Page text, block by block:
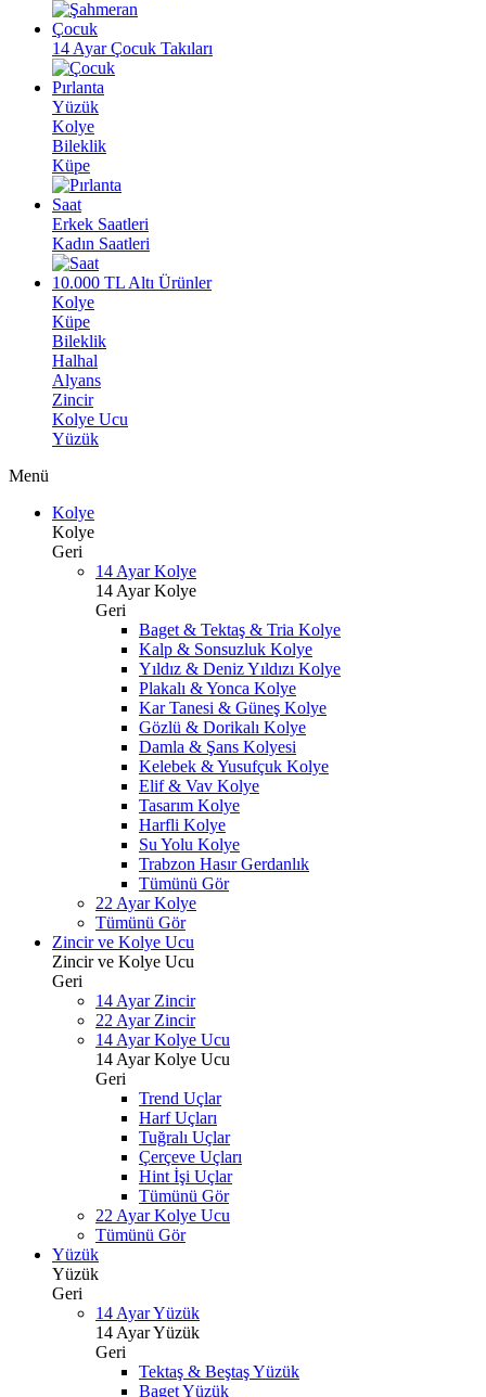
Çocuk
14 Ayar Çocuk Takıları
Pırlanta
Yüzük
Kolye
Bileklik
Küpe
Saat
Erkek Saatleri
Kadın Saatleri
10.000 TL Altı Ürünler
Kolye
Küpe
Bileklik
Halhal
Alyans
Zincir
Kolye Ucu
Yüzük
Menü
Kolye
Kolye
Geri
14 Ayar Kolye
14 Ayar Kolye
Geri
Baget & Tektaş & Tria Kolye
Kalp & Sonsuzluk Kolye
Yıldız & Deniz Yıldızı Kolye
Plakalı & Yonca Kolye
Kar Tanesi & Güneş Kolye
Gözlü & Dorikalı Kolye
Damla & Şans Kolyesi
Kelebek & Yusufçuk Kolye
Elif & Vav Kolye
Tasarım Kolye
Harfli Kolye
Su Yolu Kolye
Trabzon Hasır Gerdanlık
Tümünü Gör
22 Ayar Kolye
Tümünü Gör
Zincir ve Kolye Ucu
Zincir ve Kolye Ucu
Geri
14 Ayar Zincir
22 Ayar Zincir
14 Ayar Kolye Ucu
14 Ayar Kolye Ucu
Geri
Trend Uçlar
Harf Uçları
Tuğralı Uçlar
Çerçeve Uçları
Hint İşi Uçlar
Tümünü Gör
22 Ayar Kolye Ucu
Tümünü Gör
Yüzük
Yüzük
Geri
14 Ayar Yüzük
14 Ayar Yüzük
Geri
Tektaş & Beştaş Yüzük
Baget Yüzük